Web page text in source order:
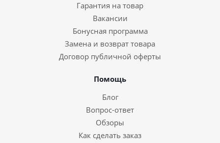
Гарантия на товар
Вакансии
Бонусная программа
Замена и возврат товара
Договор публичной оферты
Помощь
Блог
Вопрос-ответ
Обзоры
Как сделать заказ